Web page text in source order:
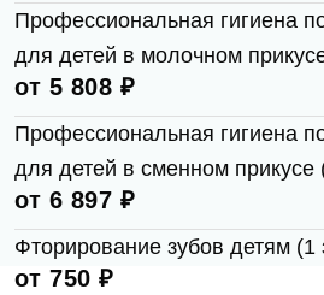
Профессиональная гигиена
для детей в молочном
от 5 808 ₽
Профессиональная гигиена
для детей в сменном прикусе
от 6 897 ₽
Фторирование зубов детям (1
от 750 ₽
Согласен наобработку